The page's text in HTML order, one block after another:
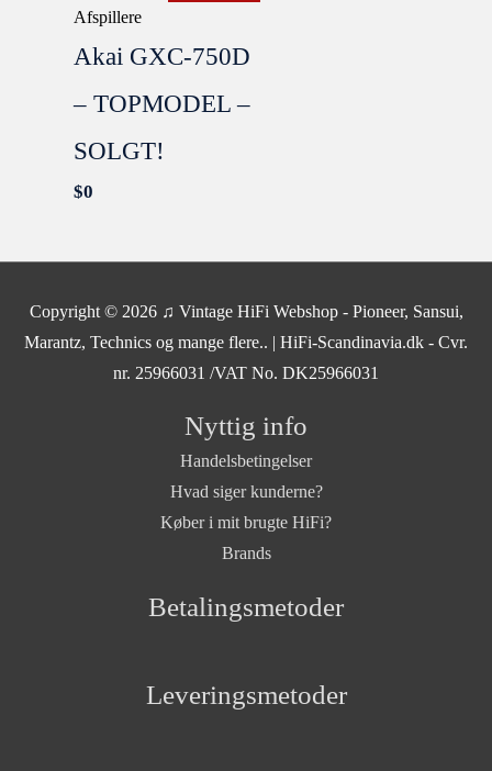
Afspillere
Akai GXC-750D
– TOPMODEL –
SOLGT!
$0
Copyright © 2026 ♫ Vintage HiFi Webshop - Pioneer, Sansui,
Marantz, Technics og mange flere.. | HiFi-Scandinavia.dk - Cvr.
nr. 25966031 /VAT No. DK25966031
Nyttig info
Handelsbetingelser
Hvad siger kunderne?
Køber i mit brugte HiFi?
Brands
Betalingsmetoder
Leveringsmetoder